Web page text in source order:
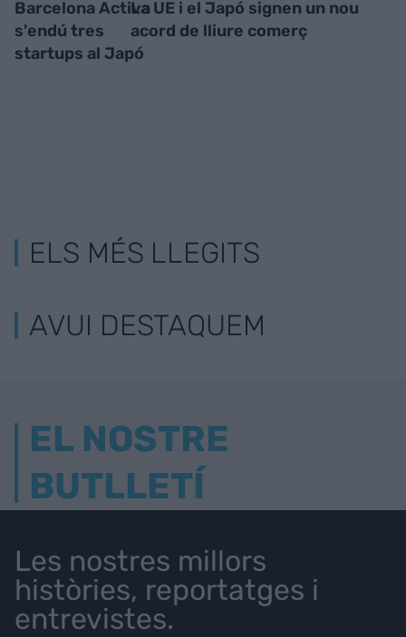
Barcelona Activa
s'endú tres
startups al Japó
La UE i el Japó signen un nou
acord de lliure comerç
ELS MÉS LLEGITS
AVUI DESTAQUEM
EL NOSTRE
BUTLLETÍ
Les nostres millors
històries, reportatges i
entrevistes.